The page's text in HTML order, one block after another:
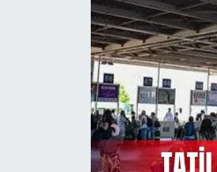
Resmi İlanlar
Turizm